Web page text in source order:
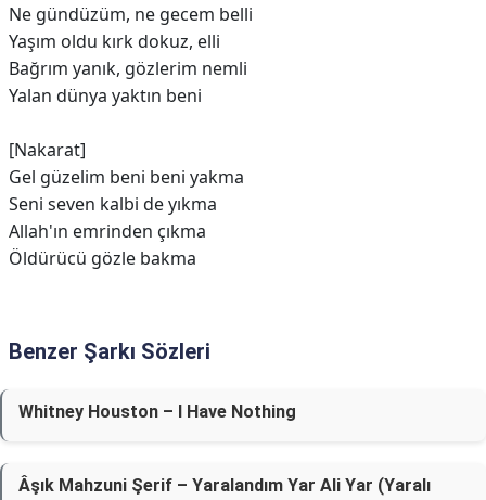
Ne gündüzüm, ne gecem belli
Yaşım oldu kırk dokuz, elli
Bağrım yanık, gözlerim nemli
Yalan dünya yaktın beni
[Nakarat]
Gel güzelim beni beni yakma
Seni seven kalbi de yıkma
Allah'ın emrinden çıkma
Öldürücü gözle bakma
Benzer Şarkı Sözleri
Whitney Houston – I Have Nothing
Âşık Mahzuni Şerif – Yaralandım Yar Ali Yar (Yaralı